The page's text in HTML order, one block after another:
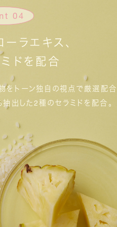
04
ラエキス、
ドを配合
を トーン独自の視点で厳選配合
抽出した2種のセラミドを配合。